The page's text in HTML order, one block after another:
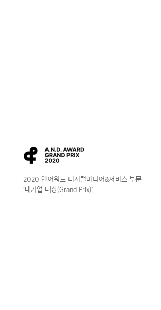
2020 앤어워드 디지털미디어&서비스 부문
‘대기업 대상(Grand Prix)’